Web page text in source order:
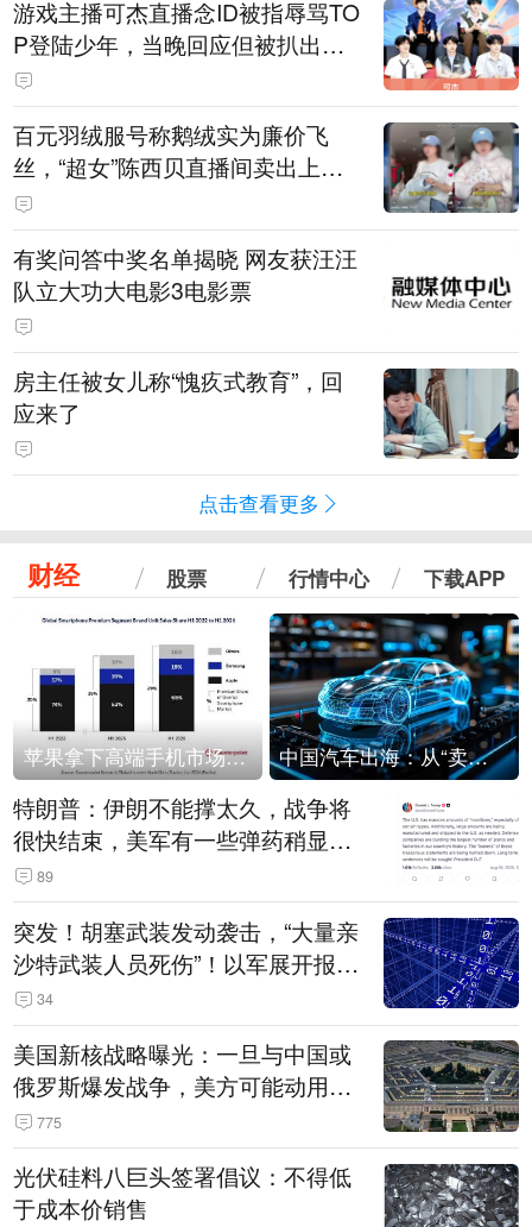
游戏主播可杰直播念ID被指辱骂TO
P登陆少年，当晚回应但被扒出事
后删博，随后发"狗和人的听觉差
异"图文被指二次阴阳粉丝
百元羽绒服号称鹅绒实为廉价飞
丝，“超女”陈西贝直播间卖出上百
万元，被曝售假后她公开道歉，涉
事商家已被立案调查
有奖问答中奖名单揭晓 网友获汪汪
队立大功大电影3电影票
房主任被女儿称“愧疚式教育”，回
应来了
点击查看更多
财经 股票 行情中心 下载APP
苹果拿下高端手机市场65%的份额：iPhone 17系列功不可没 中国汽车出海：从“卖出去”到“走进去”
特朗普：伊朗不能撑太久，战争将
很快结束，美军有一些弹药稍显紧
张！伊朗公布拟议的海峡管理文本
89
突发！胡塞武装发动袭击，“大量亲
沙特武装人员死伤”！以军展开报复
性空袭
34
美国新核战略曝光：一旦与中国或
俄罗斯爆发战争，美方可能动用战
术核武器
775
光伏硅料八巨头签署倡议：不得低
于成本价销售